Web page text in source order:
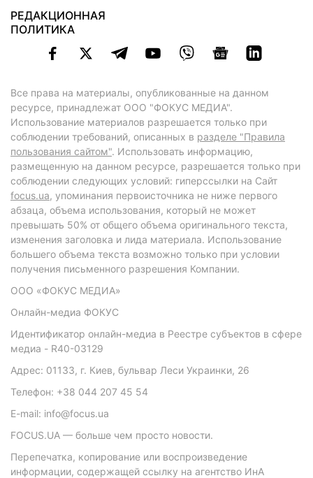
РЕДАКЦИОННАЯ
ПОЛИТИКА
Все права на материалы, опубликованные на данном
ресурсе, принадлежат ООО "ФОКУС МЕДИА".
Использование материалов разрешается только при
соблюдении требований, описанных в разделе "Правила
пользования сайтом". Использовать информацию,
размещенную на данном ресурсе, разрешается только при
соблюдении следующих условий: гиперссылки на Сайт
focus.ua, упоминания первоисточника не ниже первого
абзаца, объема использования, который не может
превышать 50% от общего объема оригинального текста,
изменения заголовка и лида материала. Использование
большего объема текста возможно только при условии
получения письменного разрешения Компании.
ООО «ФОКУС МЕДИА»
Онлайн-медиа ФОКУС
Идентификатор онлайн-медиа в Реестре субъектов в сфере
медиа - R40-03129
Адрес: 01133, г. Киев, бульвар Леси Украинки, 26
Телефон: +38 044 207 45 54
E-mail: info@focus.ua
FOCUS.UA — больше чем просто новости.
Перепечатка, копирование или воспроизведение
информации, содержащей ссылку на агентство ИнА